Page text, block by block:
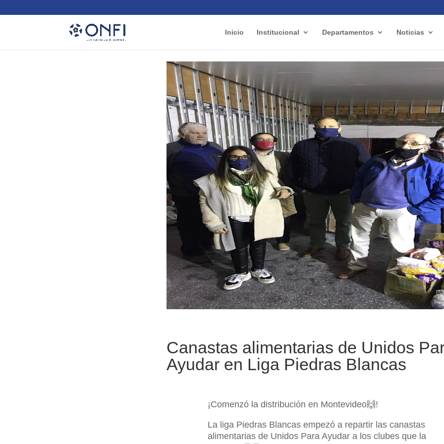
Inicio Institucional Departamentos Noticias
Canastas alimentarias de Unidos
Ayudar en Liga Piedras Blancas
¡Comenzó la distribución en Montevideo🙌!
La liga Piedras Blancas empezó a repartir las canastas
alimentarias de Unidos Para Ayudar a los clubes que la